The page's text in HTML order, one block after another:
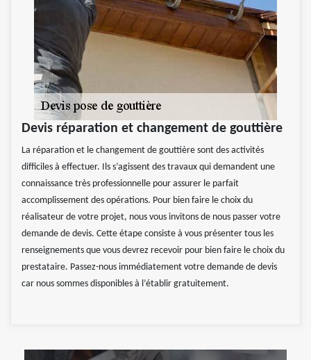
Devis réparation et changement de gouttière
La réparation et le changement de gouttière sont des activités
difficiles à effectuer. Ils s’agissent des travaux qui demandent une
connaissance très professionnelle pour assurer le parfait
accomplissement des opérations. Pour bien faire le choix du
réalisateur de votre projet, nous vous invitons de nous passer votre
demande de devis. Cette étape consiste à vous présenter tous les
renseignements que vous devrez recevoir pour bien faire le choix du
prestataire. Passez-nous immédiatement votre demande de devis
car nous sommes disponibles à l’établir gratuitement.